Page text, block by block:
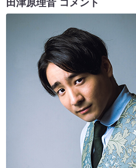
田津原理音 コメント